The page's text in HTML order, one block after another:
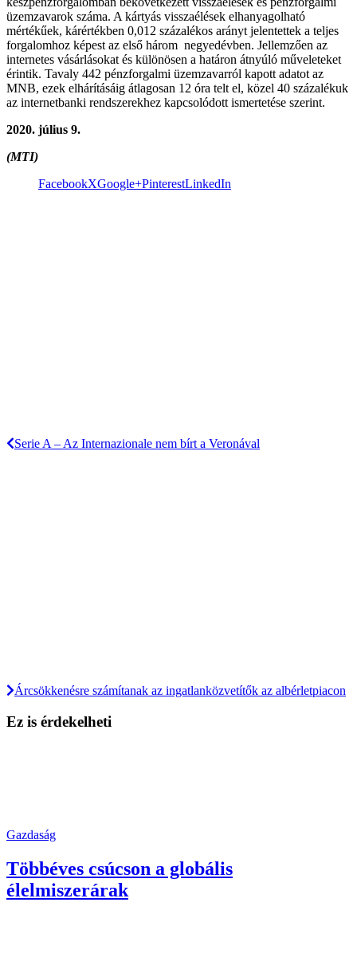
üzemzavarok száma. A kártyás visszaélések elhanyagolható
mértékűek, kárértékben 0,012 százalékos arányt jelentettek a teljes
forgalomhoz képest az első három negyedévben. Jellemzően az
internetes vásárlásokat és különösen a határon átnyúló műveleteket
érintik. Tavaly 442 pénzforgalmi üzemzavarról kapott adatot az
MNB, ezek elhárításáig átlagosan 12 óra telt el, közel 40 százalékuk
az internetbanki rendszerekhez kapcsolódott ismertetése szerint.
2020. július 9.
(MTI)
FacebookXGoogle+PinterestLinkedIn
Serie A – Az Internazionale nem bírt a Veronával
Árcsökkenésre számítanak az ingatlanközvetítők az albérletpiacon
Ez is érdekelheti
Gazdaság
Többéves csúcson a globális
élelmiszerárak